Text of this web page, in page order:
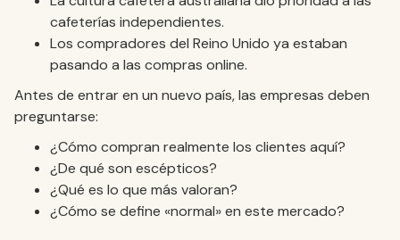
cafeterías independientes.
Los compradores del Reino Unido ya estaban
pasando a las compras online.
Antes de entrar en un nuevo país, las empresas deben
preguntarse:
¿Cómo compran realmente los clientes aquí?
¿De qué son escépticos?
¿Qué es lo que más valoran?
¿Cómo se define «normal» en este mercado?